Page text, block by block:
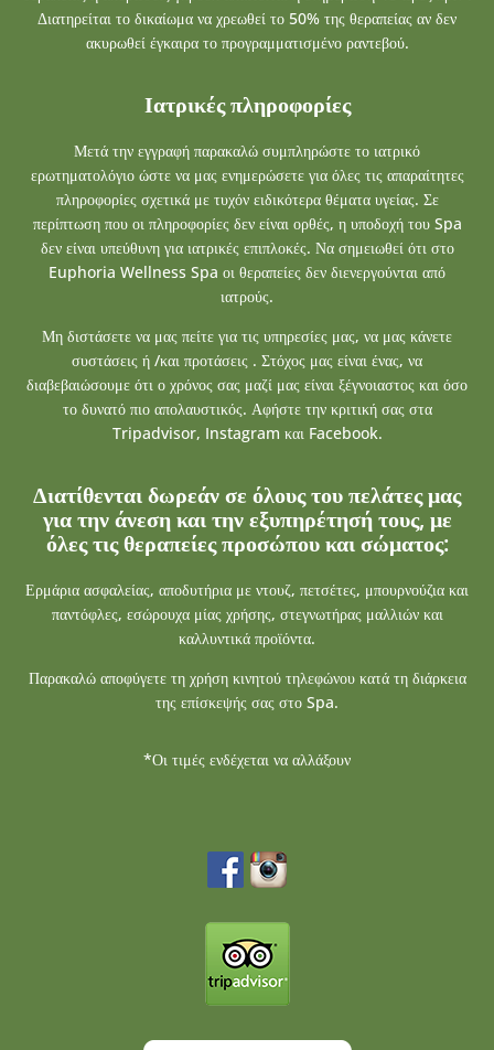
Διατηρείται το δικαίωμα να χρεωθεί το 50% της θεραπείας αν δεν
ακυρωθεί έγκαιρα το προγραμματισμένο ραντεβού.
Ιατρικές πληροφορίες
Μετά την εγγραφή παρακαλώ συμπληρώστε το ιατρικό
ερωτηματολόγιο ώστε να μας ενημερώσετε για όλες τις απαραίτητες
πληροφορίες σχετικά με τυχόν ειδικότερα θέματα υγείας. Σε
περίπτωση που οι πληροφορίες δεν είναι ορθές, η υποδοχή του Spa
δεν είναι υπεύθυνη για ιατρικές επιπλοκές. Να σημειωθεί ότι στο
Euphoria Wellness Spa οι θεραπείες δεν διενεργούνται από
ιατρούς.
Μη διστάσετε να μας πείτε για τις υπηρεσίες μας, να μας κάνετε
συστάσεις ή /και προτάσεις . Στόχος μας είναι ένας, να
διαβεβαιώσουμε ότι ο χρόνος σας μαζί μας είναι ξέγνοιαστος και όσο
το δυνατό πιο απολαυστικός. Αφήστε την κριτική σας στα
Tripadvisor, Instagram και Facebook.
Διατίθενται δωρεάν σε όλους του πελάτες μας
για την άνεση και την εξυπηρέτησή τους, με
όλες τις θεραπείες προσώπου και σώματος:
Ερμάρια ασφαλείας, αποδυτήρια με ντουζ, πετσέτες, μπουρνούζια και
παντόφλες, εσώρουχα μίας χρήσης, στεγνωτήρας μαλλιών και
καλλυντικά προϊόντα.
Παρακαλώ αποφύγετε τη χρήση κινητού τηλεφώνου κατά τη διάρκεια
της επίσκεψής σας στο Spa.
*Οι τιμές ενδέχεται να αλλάξουν